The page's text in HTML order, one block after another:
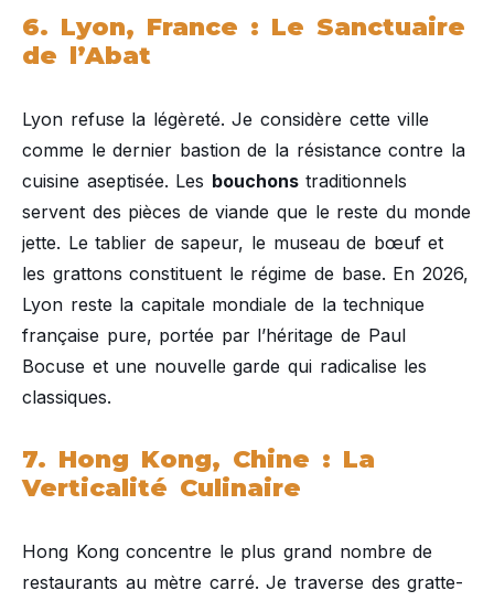
6. Lyon, France : Le Sanctuaire
de l’Abat
Lyon refuse la légèreté. Je considère cette ville
comme le dernier bastion de la résistance contre la
cuisine aseptisée. Les bouchonstraditionnels
servent des pièces de viande que le reste du monde
jette. Le tablier de sapeur, le museau de bœuf et
les grattons constituent le régime de base. En 2026,
Lyon reste la capitale mondiale de la technique
française pure, portée par l’héritage de Paul
Bocuse et une nouvelle garde qui radicalise les
classiques.
7. Hong Kong, Chine : La
Verticalité Culinaire
Hong Kong concentre le plus grand nombre de
restaurants au mètre carré. Je traverse des gratte-